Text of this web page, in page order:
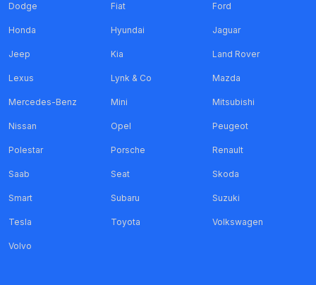
Dodge Fiat Ford
Honda Hyundai Jaguar
Jeep Kia Land Rover
Lexus Lynk & Co Mazda
Mercedes-Benz Mini Mitsubishi
Nissan Opel Peugeot
Polestar Porsche Renault
Saab Seat Skoda
Smart Subaru Suzuki
Tesla Toyota Volkswagen
Volvo